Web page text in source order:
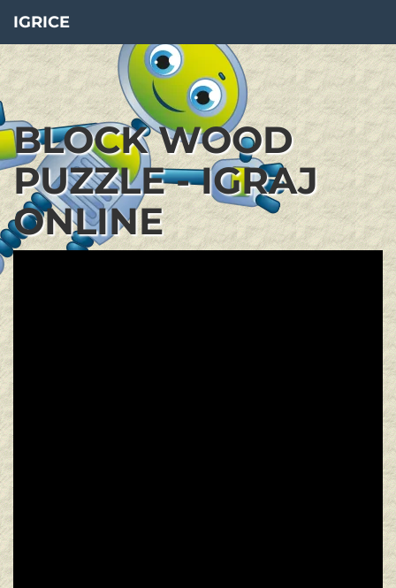
IGRICE
BLOCK WOOD
PUZZLE - IGRAJ
ONLINE